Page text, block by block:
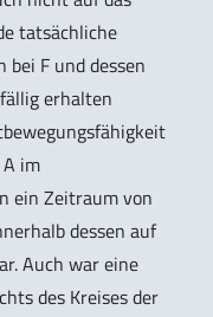
tatsächliche
F und dessen
erhalten
im
ein Zeitraum von
dessen auf
Auch war eine
des Kreises der